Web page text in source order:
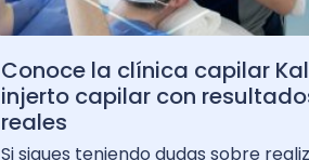
Conoce la clínica capilar
injerto capilar con
reales
Si sigues teniendo dudas sobre